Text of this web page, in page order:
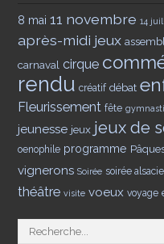
8 mai 11 novembre 14
après-midi jeux
carnaval cirque
rendu créatif débat
Fleurissement fête
jeunesse jeux jeux de
oenophile programme
vignerons Soirée soirée
théâtre visite voeux voyage